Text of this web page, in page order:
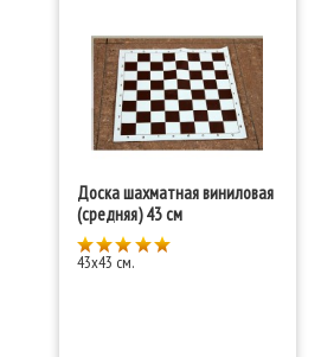
Доска шахматная виниловая
(средняя) 43 см
43x43 см.